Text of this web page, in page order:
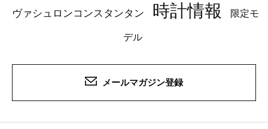
ヴァシュロンコンスタンタン 時計情報 限定モ
デル
メールマガジン登録